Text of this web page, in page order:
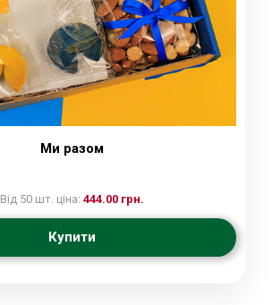
Ми разом
Від 50 шт. ціна: 444.00 грн.
Купити